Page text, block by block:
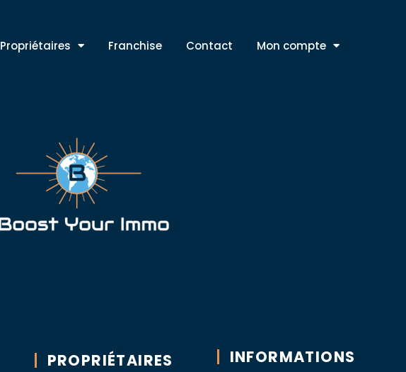
Propriétaires Franchise Contact Mon compte
PROPRIÉTAIRES INFORMATIONS